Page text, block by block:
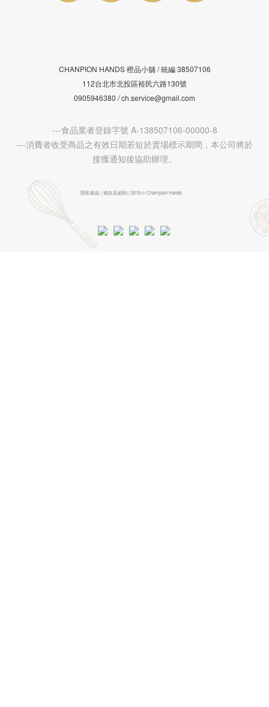
CHANPION HANDS 橙品小舖 /統編38507106
112台北市北投區裕民六路130號
0905946380 / ch.service@gmail.com
---食品業者登錄字號 A-138507106-00000-8
---消費者收受商品之有效日期若短於賣場標示期間，本公司將於
接獲通知後協助辦理。
隱私條款 | 條款及細則 | 2019 © Champion Hands